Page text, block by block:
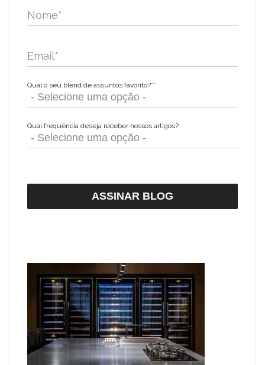
Nome*
Email*
Qual o seu blend de assuntos favorito?**
Qual frequência deseja receber nossos artigos?